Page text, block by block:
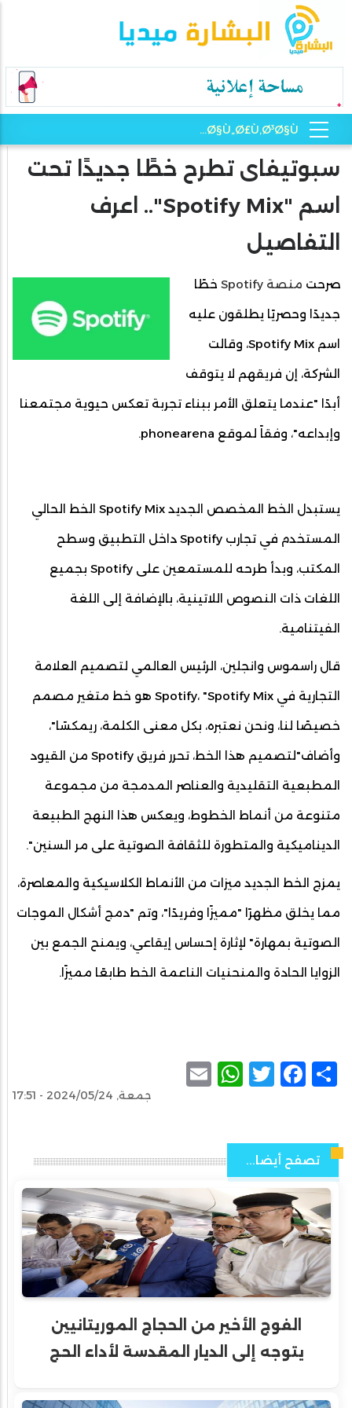
سبوتيفاى تطرح خطًا جديدًا تحت
اسم "Spotify Mix".. اعرف
التفاصيل
صرحت منصة Spotify
خطًا
جديدًا وحصريًا يطلقون عليه
اسم Spotify Mix، وقالت
الشركة، إن فريقهم لا يتوقف
أبدًا "عندما يتعلق الأمر ببناء تجربة تعكس حيوية مجتمعنا
وإبداعه"، وفقاً لموقع phonearena.
يستبدل الخط المخصص الجديد Spotify Mix الخط الحالي
المستخدم في تجارب Spotify داخل التطبيق وسطح
المكتب، وبدأ طرحه للمستمعين على Spotify بجميع
اللغات ذات النصوص اللاتينية، بالإضافة إلى اللغة
الفيتنامية.
قال راسموس وانجلين، الرئيس العالمي لتصميم العلامة
التجارية في Spotify، "Spotify Mix هو خط متغير مصمم
خصيصًا لنا، ونحن نعتبره، بكل معنى الكلمة، ريمكسًا"،
وأضاف"لتصميم هذا الخط، تحرر فريق Spotify من القيود
المطبعية التقليدية والعناصر المدمجة من مجموعة
متنوعة من أنماط الخطوط، ويعكس هذا النهج الطبيعة
الديناميكية والمتطورة للثقافة الصوتية على مر السنين".
يمزج الخط الجديد ميزات من الأنماط الكلاسيكية والمعاصرة،
مما يخلق مظهرًا "مميزًا وفريدًا"، وتم "دمج أشكال الموجات
الصوتية بمهارة" لإثارة إحساس إيقاعي، ويمنح الجمع بين
الزوايا الحادة والمنحنيات الناعمة الخط طابعًا مميزًا.
Share
Facebook
Twitter
WhatsApp
جمعة, 2024/05/24 - 17:51
تصفح أيضا...
الفوج الأخير من الحجاج الموريتانيين
يتوجه إلى الديار المقدسة لأداء الحج